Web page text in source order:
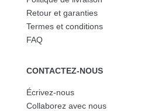
Retour et garanties
Termes et conditions
FAQ
CONTACTEZ-NOUS
Écrivez-nous
Collaborez avec nous